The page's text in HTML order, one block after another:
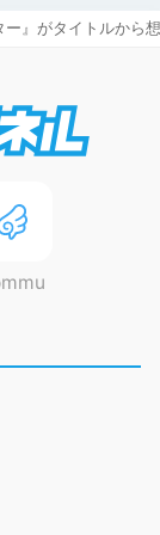
ー』がタイトルか